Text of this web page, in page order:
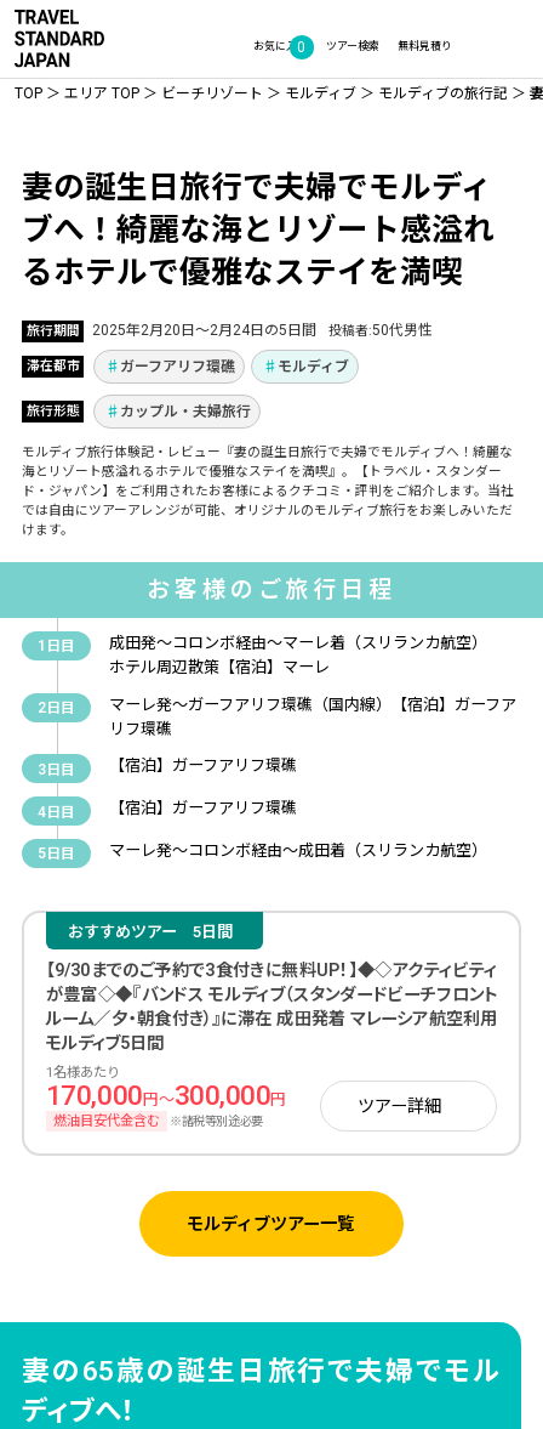
お気に入り
0 無料見積り
ツアー検索
TOP エリア TOP ビーチリゾート モルディブ モルディブの旅行記
妻の誕生日旅行で夫婦でモルディ
ブへ！綺麗な海とリゾート感溢れ
るホテルで優雅なステイを満喫
旅行期間 2025年2月20日〜2月24日の5日間 投稿者 50代男性
滞在都市 ガーフアリフ環礁 モルディブ
旅行形態 カップル・夫婦旅行
モルディブ旅行体験記・レビュー『妻の誕生日旅行で夫婦でモルディブへ！綺麗な
海とリゾート感溢れるホテルで優雅なステイを満喫』。【トラベル・スタンダー
ド・ジャパン】をご利用されたお客様によるクチコミ・評判をご紹介します。当社
では自由にツアーアレンジが可能、オリジナルのモルディブ旅行をお楽しみいただ
けます。
お客様のご旅行日程
1日目
成田発〜コロンボ経由〜マーレ着（スリランカ航空）
ホテル周辺散策【宿泊】マーレ
2日目
マーレ発〜ガーフアリフ環礁（国内線）【宿泊】ガーフア
リフ環礁
3日目 【宿泊】ガーフアリフ環礁
4日目 【宿泊】ガーフアリフ環礁
5日目 マーレ発〜コロンボ経由〜成田着（スリランカ航空）
おすすめツアー 5日間
【9/30までのご予約で3食付きに無料UP！】◆◇アクティビティ
が豊富◇◆『バンドス モルディブ（スタンダードビーチフロント
ルーム／夕・朝食付き）』に滞在 成田発着 マレーシア航空利用
モルディブ5日間
1名様あたり
170,000円～300,000円
燃油目安代金含む ※諸税等別途必要
ツアー詳細
モルディブツアー一覧
妻の65歳の誕生日旅行で夫婦でモル
ディブへ！